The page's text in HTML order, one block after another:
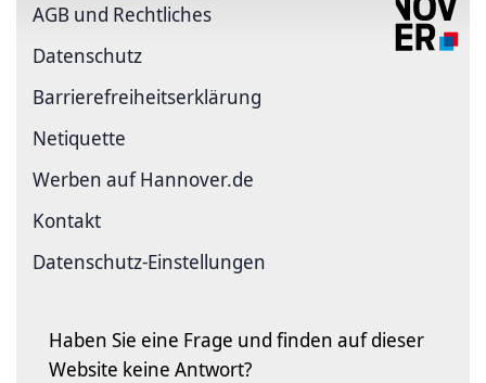
AGB und Rechtliches
Datenschutz
Barriere­freiheits­erklärung
Netiquette
Werben auf Hannover.de
Kontakt
Datenschutz-Einstellungen
Haben Sie eine Frage und finden auf dieser
Website keine Antwort?